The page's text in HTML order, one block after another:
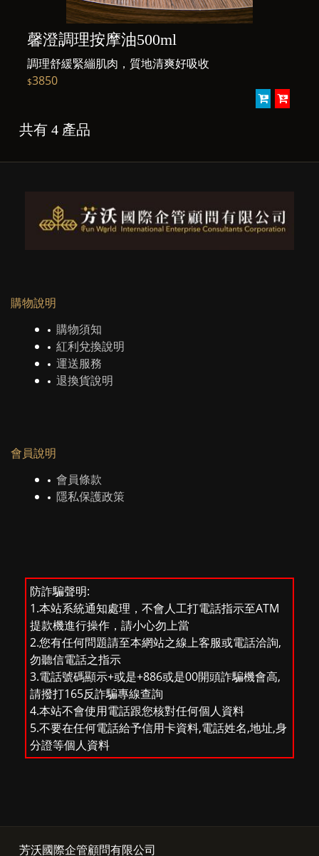
馨澄調理按摩油500ml
調理舒緩緊繃肌肉，質地清爽好吸收
$3850
共有 4 產品
購物說明
購物須知
紅利兌換說明
運送服務
退換貨說明
會員說明
會員條款
隱私保護政策
防詐騙聲明:
1.本站系統通知處理，不會人工打電話指示至ATM
提款機進行操作，請小心勿上當
2.您有任何問題請至本網站之線上客服或電話洽詢,
勿聽信電話之指示
3.電話號碼顯示+或是+886或是00開頭詐騙機會高,
請撥打165反詐騙專線查詢
4.本站不會使用電話跟您核對任何個人資料
5.不要在任何電話給予信用卡資料,電話姓名,地址,身
分證等個人資料
芳沃國際企管顧問有限公司